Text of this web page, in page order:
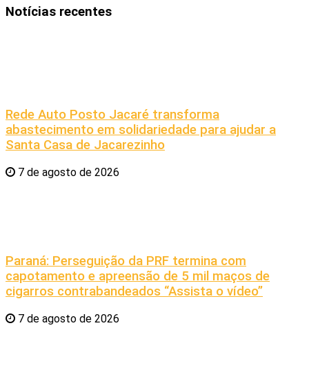
Notícias recentes
Rede Auto Posto Jacaré transforma
abastecimento em solidariedade para ajudar a
Santa Casa de Jacarezinho
7 de agosto de 2026
Paraná: Perseguição da PRF termina com
capotamento e apreensão de 5 mil maços de
cigarros contrabandeados “Assista o vídeo”
7 de agosto de 2026